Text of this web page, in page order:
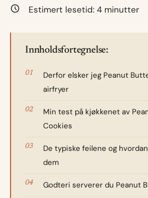
Estimert lesetid: 4 minutter
Innholdsfortegnelse:
Derfor elsker jeg Peanut
airfryer
Min test på kjøkkenet av
Cookies
De typiske feilene og
dem
Godteri serverer du Peanut